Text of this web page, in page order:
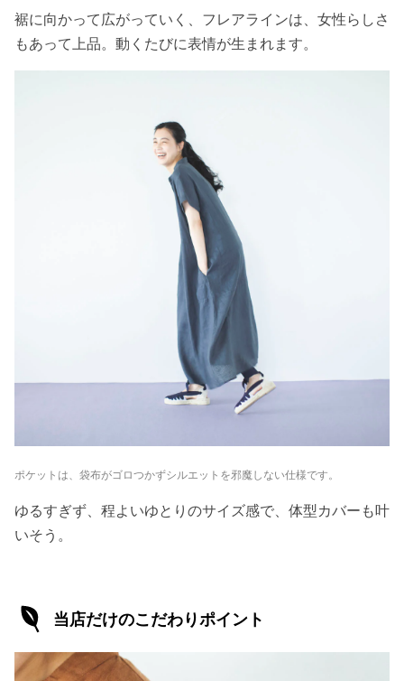
裾に向かって広がっていく、フレアラインは、女性らしさ
もあって上品。動くたびに表情が生まれます。
ポケットは、袋布がゴロつかずシルエットを邪魔しない仕様です。
ゆるすぎず、程よいゆとりのサイズ感で、体型カバーも叶
いそう。
当店だけのこだわりポイント